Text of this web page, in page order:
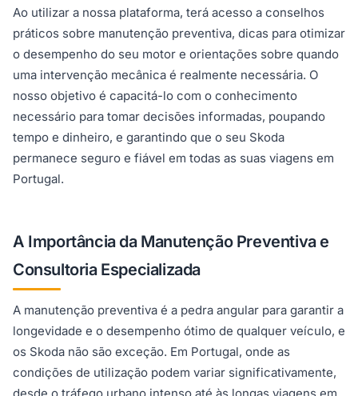
Ao utilizar a nossa plataforma, terá acesso a conselhos
práticos sobre manutenção preventiva, dicas para otimizar
o desempenho do seu motor e orientações sobre quando
uma intervenção mecânica é realmente necessária. O
nosso objetivo é capacitá-lo com o conhecimento
necessário para tomar decisões informadas, poupando
tempo e dinheiro, e garantindo que o seu Skoda
permanece seguro e fiável em todas as suas viagens em
Portugal.
A Importância da Manutenção Preventiva e
Consultoria Especializada
A manutenção preventiva é a pedra angular para garantir a
longevidade e o desempenho ótimo de qualquer veículo, e
os Skoda não são exceção. Em Portugal, onde as
condições de utilização podem variar significativamente,